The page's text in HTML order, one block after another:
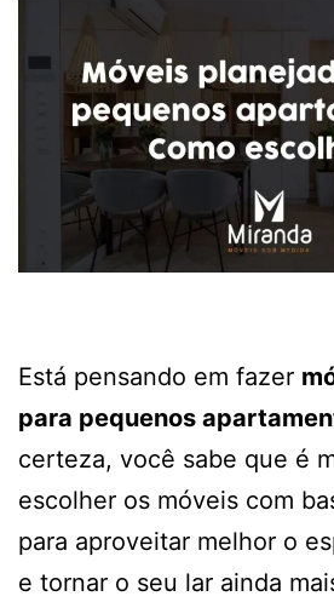
Está pensando em fazer
para pequenos
certeza, você sabe que é
escolher os móveis com
para aproveitar melhor o
e tornar o seu lar ainda